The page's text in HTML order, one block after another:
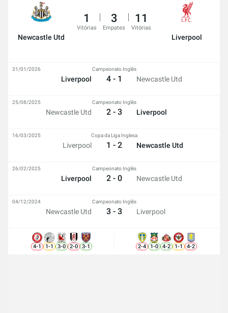
Newcastle Utd
1
Vitórias
3
Empates
11
Vitórias
Liverpool
Liverpool
Campeonato Inglês
4 - 1 Newcastle Utd
31/01/2026
Newcastle Utd
Campeonato Inglês
2 - 3 Liverpool
25/08/2025
Liverpool
Copa da Liga Inglesa
1 - 2 Newcastle Utd
16/03/2025
Liverpool
Campeonato Inglês
2 - 0 Newcastle Utd
26/02/2025
Newcastle Utd
Campeonato Inglês
3 - 3 Liverpool
04/12/2024
4-1 1-1 3-0 2-0 3-1 2-4 1-0 4-2 1-1 4-2